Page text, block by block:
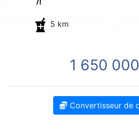
5 km
1 650
Convertisseur de